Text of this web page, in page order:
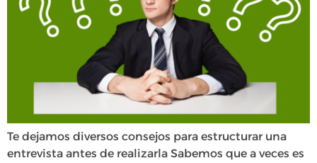
Te dejamos diversos consejos para estructurar una
entrevista antes de realizarla Sabemos que a veces es